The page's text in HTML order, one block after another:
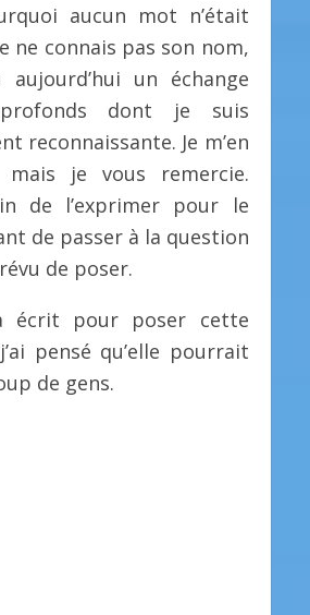
aucun mot n’était
ne connais pas son nom,
aujourd’hui un échange
dont je suis
reconnaissante. Je m’en
je vous remercie.
de l’exprimer pour le
de passer à la question
de poser.
a écrit pour poser cette
pensé qu’elle pourrait
de gens.